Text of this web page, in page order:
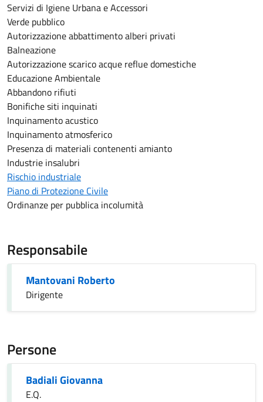
Servizi di Igiene Urbana e Accessori
Verde pubblico
Autorizzazione abbattimento alberi privati
Balneazione
Autorizzazione scarico acque reflue domestiche
Educazione Ambientale
Abbandono rifiuti
Bonifiche siti inquinati
Inquinamento acustico
Inquinamento atmosferico
Presenza di materiali contenenti amianto
Industrie insalubri
Rischio industriale
Piano di Protezione Civile
Ordinanze per pubblica incolumità
Responsabile
Mantovani Roberto
Dirigente
Persone
Badiali Giovanna
E.Q.